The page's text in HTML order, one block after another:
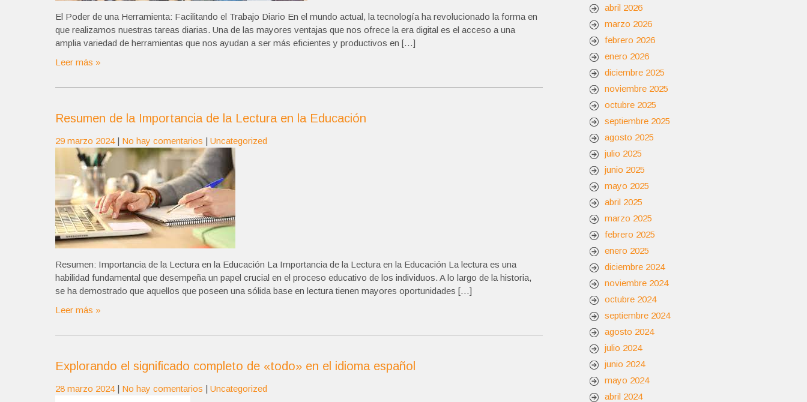
El Poder de una Herramienta: Facilitando el Trabajo Diario En el mundo actual, la tecnología ha revolucionado la forma en
que realizamos nuestras tareas diarias. Una de las mayores ventajas que nos ofrece la era digital es el acceso a una
amplia variedad de herramientas que nos ayudan a ser más eficientes y productivos en […]
Leer más »
Resumen de la Importancia de la Lectura en la Educación
29 marzo 2024 | No hay comentarios | Uncategorized
Resumen: Importancia de la Lectura en la Educación La Importancia de la Lectura en la Educación La lectura es una
habilidad fundamental que desempeña un papel crucial en el proceso educativo de los individuos. A lo largo de la historia,
se ha demostrado que aquellos que poseen una sólida base en lectura tienen mayores oportunidades […]
Leer más »
Explorando el significado completo de «todo» en el idioma español
28 marzo 2024 | No hay comentarios | Uncategorized
abril 2026
marzo 2026
febrero 2026
enero 2026
diciembre 2025
noviembre 2025
octubre 2025
septiembre 2025
agosto 2025
julio 2025
junio 2025
mayo 2025
abril 2025
marzo 2025
febrero 2025
enero 2025
diciembre 2024
noviembre 2024
octubre 2024
septiembre 2024
agosto 2024
julio 2024
junio 2024
mayo 2024
abril 2024